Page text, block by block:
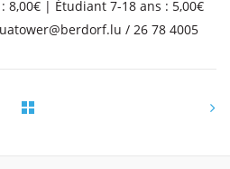
8,00€ | Étudiant 7-18 ans : 5,00€
/ 26 78 4005